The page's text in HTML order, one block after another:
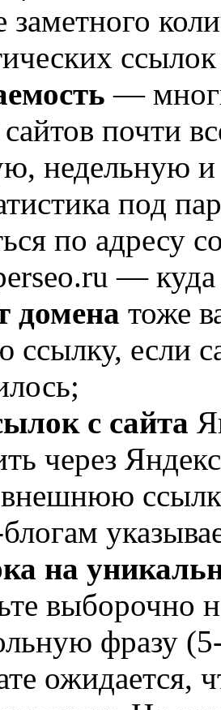
заметного
—
почти
недельную
под
по адресу
—
домена тоже
ссылку, если
с сайта
через
на
выборочно
фразу
ожидается,